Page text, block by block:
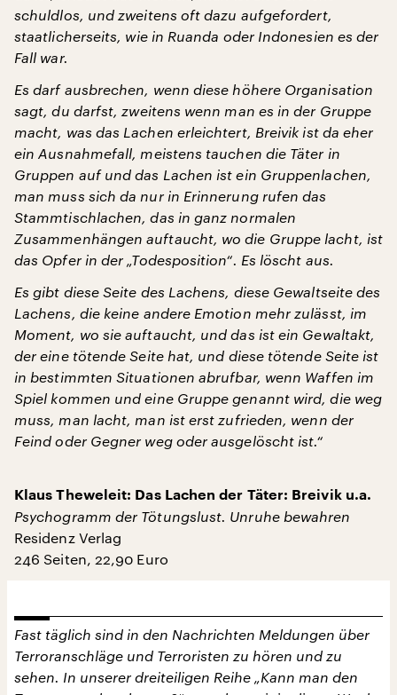
schuldlos, und zweitens oft dazu aufgefordert,
staatlicherseits, wie in Ruanda oder Indonesien es der
Fall war.
Es darf ausbrechen, wenn diese höhere Organisation
sagt, du darfst, zweitens wenn man es in der Gruppe
macht, was das Lachen erleichtert, Breivik ist da eher
ein Ausnahmefall, meistens tauchen die Täter in
Gruppen auf und das Lachen ist ein Gruppenlachen,
man muss sich da nur in Erinnerung rufen das
Stammtischlachen, das in ganz normalen
Zusammenhängen auftaucht, wo die Gruppe lacht, ist
das Opfer in der „Todesposition“. Es löscht aus.
Es gibt diese Seite des Lachens, diese Gewaltseite des
Lachens, die keine andere Emotion mehr zulässt, im
Moment, wo sie auftaucht, und das ist ein Gewaltakt,
der eine tötende Seite hat, und diese tötende Seite ist
in bestimmten Situationen abrufbar, wenn Waffen im
Spiel kommen und eine Gruppe genannt wird, die weg
muss, man lacht, man ist erst zufrieden, wenn der
Feind oder Gegner weg oder ausgelöscht ist.“
Klaus Theweleit: Das Lachen der Täter: Breivik u.a.
Psychogramm der Tötungslust. Unruhe bewahren
Residenz Verlag
246 Seiten, 22,90 Euro
Fast täglich sind in den Nachrichten Meldungen über
Terroranschläge und Terroristen zu hören und zu
sehen. In unserer dreiteiligen Reihe „Kann man den